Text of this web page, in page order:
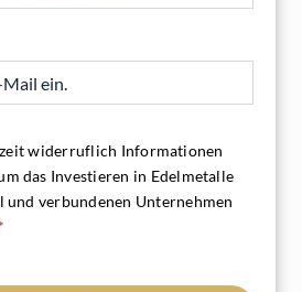
widerruflich Informationen
das Investieren in Edelmetalle
verbundenen Unternehmen